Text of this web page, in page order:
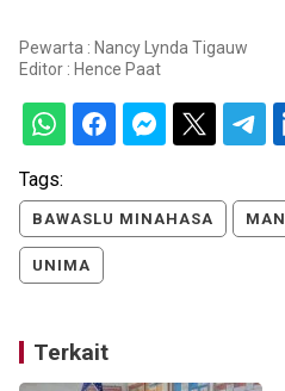
Pewarta : Nancy Lynda Tigauw
Editor : Hence Paat
Tags:
BAWASLU MINAHASA
UNIMA
Terkait